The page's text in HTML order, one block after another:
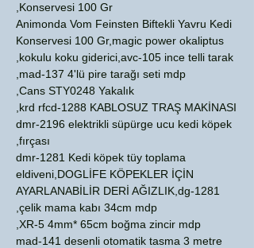
Konservesi 100 Gr,
Animonda Vom Feinsten Biftekli Yavru Kedi
Konservesi 100 Gr,magic power okaliptus
kokulu koku giderici,avc-105 ince telli tarak,
mad-137 4'lü pire tarağı seti mdp,
Cans STY0248 Yakalık,
krd rfcd-1288 KABLOSUZ TRAŞ MAKİNASI,
dmr-2196 elektrikli süpürge ucu kedi köpek
fırçası,
dmr-1281 Kedi köpek tüy toplama
eldiveni,DOGLİFE KÖPEKLER İÇİN
AYARLANABİLİR DERİ AĞIZLIK,dg-1281
çelik mama kabı 34cm mdp,
XR-5 4mm* 65cm boğma zincir mdp,
mad-141 desenli otomatik tasma 3 metre